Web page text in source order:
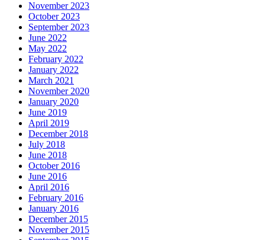
November 2023
October 2023
September 2023
June 2022
May 2022
February 2022
January 2022
March 2021
November 2020
January 2020
June 2019
April 2019
December 2018
July 2018
June 2018
October 2016
June 2016
April 2016
February 2016
January 2016
December 2015
November 2015